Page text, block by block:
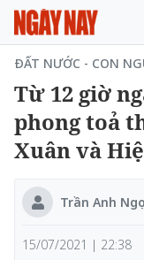
ĐẤT NƯỚC - CON
Từ 12 giờ
phong toả
Xuân và
Trần Anh
15/07/2021 | 22:38